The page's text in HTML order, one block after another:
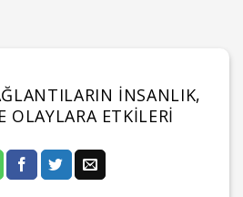
İNSANLIK,
OLAYLARA ETKILERI